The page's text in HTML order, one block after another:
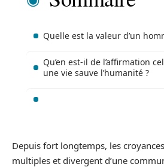
Quelle est la valeur d’un
Qu’en est-il de l’affirmation
une vie sauve l’humanité ?
Depuis fort longtemps, les
multiples et divergent d’une